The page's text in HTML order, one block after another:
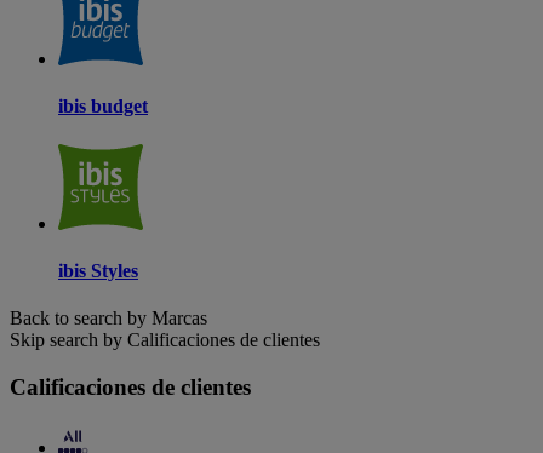
ibis budget
ibis Styles
Back to search by Marcas
Skip search by Calificaciones de clientes
Calificaciones de clientes